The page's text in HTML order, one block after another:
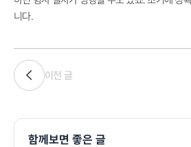
니다.
이전 글
함께보면 좋은 글